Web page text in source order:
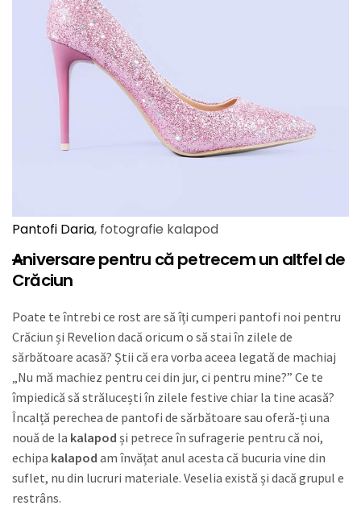
Pantofi Daria, fotografie kalapod
Aniversarepentru că petrecem un altfel de
Crăciun
Poate te întrebi ce rost are să îți cumperi pantofi noi pentru
Crăciun și Revelion dacă oricum o să stai în zilele de
sărbătoare acasă? Știi că era vorba aceea legată de machiaj
„Nu mă machiez pentru cei din jur, ci pentru mine?” Ce te
împiedică să strălucești în zilele festive chiar la tine acasă?
Încalță perechea de pantofi de sărbătoare sau oferă-ți una
nouă de la kalapod și petrece în sufragerie pentru că noi,
echipa kalapod am învățat anul acesta că bucuria vine din
suflet, nu din lucruri materiale. Veselia există și dacă grupul e
restrâns.